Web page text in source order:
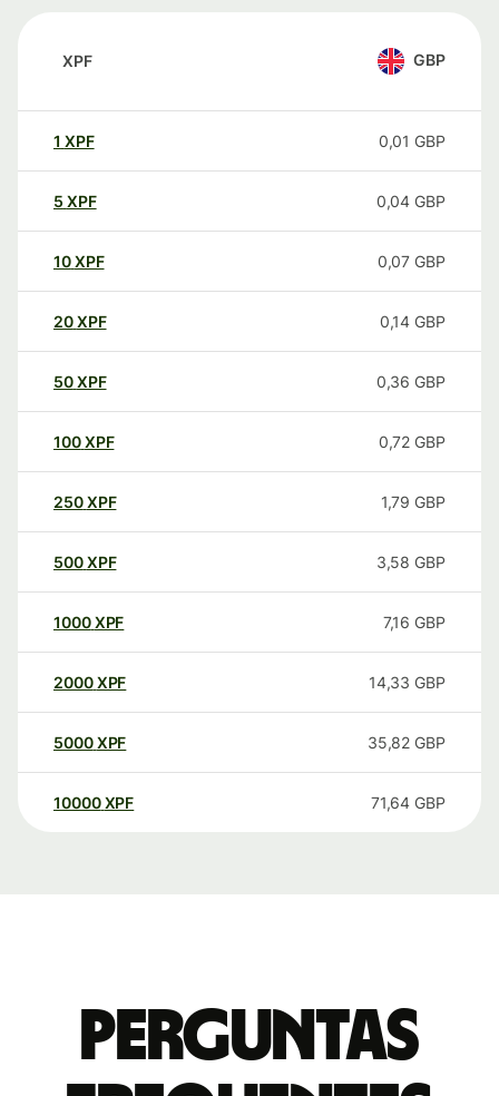
XPF GBP
1 XPF 0,01 GBP
5 XPF 0,04 GBP
10XPF 0,07 GBP
20XPF 0,14 GBP
50XPF 0,36 GBP
100XPF 0,72 GBP
250XPF 1,79 GBP
500XPF 3,58 GBP
1000XPF 7,16 GBP
2000XPF 14,33 GBP
5000XPF 35,82 GBP
10000 XPF 71,64 GBP
Perguntas